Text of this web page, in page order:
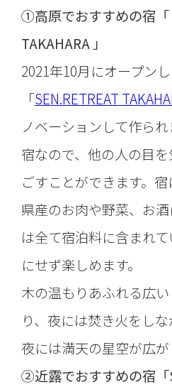
①高原でおすすめの宿「
TAKAHARA 」
2021年10月にオープン
「SEN.RETREAT
ノベーションして作ら
宿なので、他の人の目
ごすことができます。
県産のお肉や野菜、お
は全て宿泊料に含まれ
にせず楽しめます。
木の温もりあふれる広
り、夜には焚き火をしな
夜には満天の星空が広が
②近露でおすすめの宿「